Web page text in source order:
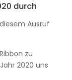
durch
Ausruf
zu
2020 uns